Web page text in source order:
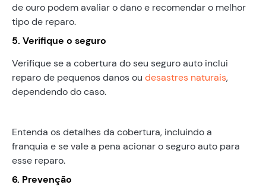
de ouro podem avaliar o dano e recomendar o melhor
tipo de reparo.
5. Verifique o seguro
Verifique se a cobertura do seu seguro auto inclui
reparo de pequenos danos ou desastres naturais,
dependendo do caso.
Entenda os detalhes da cobertura, incluindo a
franquia e se vale a pena acionar o seguro auto para
esse reparo.
6. Prevenção